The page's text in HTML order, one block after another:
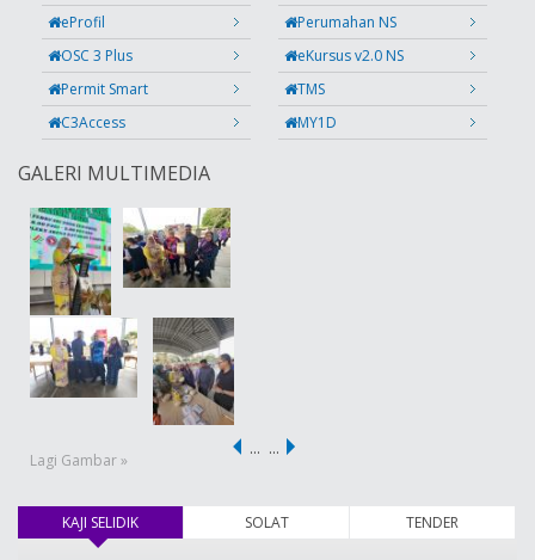
eProfil
Perumahan NS
OSC 3 Plus
eKursus v2.0 NS
Permit Smart
TMS
C3Access
MY1D
GALERI MULTIMEDIA
Lagi Gambar »
… …
KAJI SELIDIK(tab aktif) SOLAT TENDER